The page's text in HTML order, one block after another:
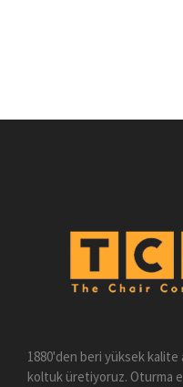
1880'den beri yüksek kalite
koltuk üretiyoruz. Oturma